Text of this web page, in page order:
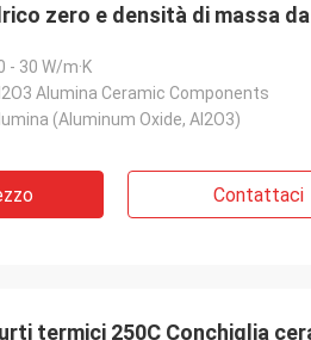
zero e densità di massa
- 30 W/m·K
Alumina Ceramic Components
(Aluminum Oxide, Al2O3)
Contattaci
termici 250C Conchiglia